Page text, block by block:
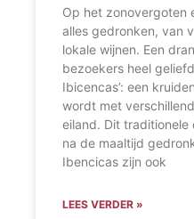
Op het zonovergoten
alles gedronken, van
lokale wijnen. Een
bezoekers heel
Ibicencas’: een
wordt met
eiland. Dit
na de maaltijd
Ibencicas zijn ook
LEES VERDER »